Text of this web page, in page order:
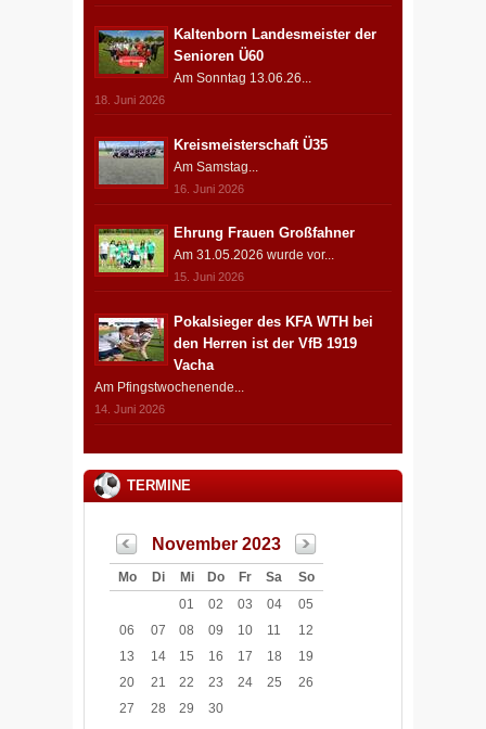
Kaltenborn Landesmeister der
Senioren Ü60
Am Sonntag 13.06.26...
18. Juni 2026
Kreismeisterschaft Ü35
Am Samstag...
16. Juni 2026
Ehrung Frauen Großfahner
Am 31.05.2026 wurde vor...
15. Juni 2026
Pokalsieger des KFA WTH bei
den Herren ist der VfB 1919
Vacha
Am Pfingstwochenende...
14. Juni 2026
TERMINE
November 2023
Mo Di Mi Do Fr Sa
So
01
02 03 04
05
06
07 08 09 10 11
12
13
14 15 16 17 18
19
20
21 22 23 24 25
26
27
28 29 30